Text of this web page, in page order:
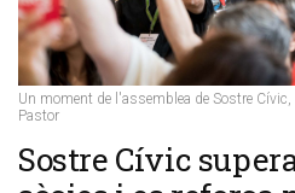
Un moment de l'assemblea de Sostre
Pastor
​Sostre Cívic